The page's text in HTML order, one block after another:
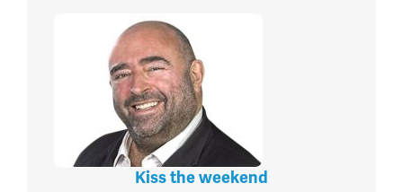
Kiss the weekend